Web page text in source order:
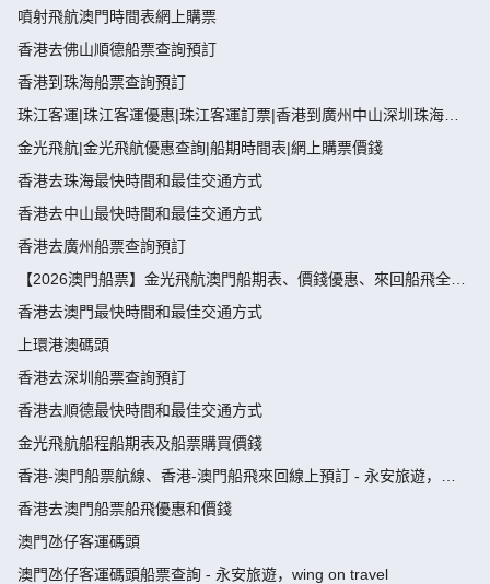
噴射飛航澳門時間表網上購票
香港去佛山順德船票查詢預訂
香港到珠海船票查詢預訂
珠江客運|珠江客運優惠|珠江客運訂票|香港到廣州中山深圳珠海佛
山船票
金光飛航|金光飛航優惠查詢|船期時間表|網上購票價錢
香港去珠海最快時間和最佳交通方式
香港去中山最快時間和最佳交通方式
香港去廣州船票查詢預訂
【2026澳門船票】金光飛航澳門船期表、價錢優惠、來回船飛全攻
略
香港去澳門最快時間和最佳交通方式
上環港澳碼頭
香港去深圳船票查詢預訂
香港去順德最快時間和最佳交通方式
金光飛航船程船期表及船票購買價錢
香港-澳門船票航線、香港-澳門船飛來回線上預訂 - 永安旅遊，
wing on travel
香港去澳門船票船飛優惠和價錢
澳門氹仔客運碼頭
澳門氹仔客運碼頭船票查詢 - 永安旅遊，wing on travel